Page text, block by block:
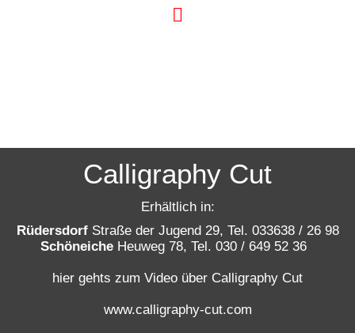
Calligraphy Cut
Erhältlich in:
RüdersdorfStraße der Jugend 29, Tel. 033638 / 26 98
Schöneiche Heuweg 78, Tel. 030 / 649 52 36
hier gehts zum Video über Calligraphy Cut
www.calligraphy-cut.com